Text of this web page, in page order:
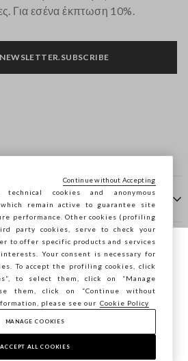
Για εσένα έκπτωση 10%.
ΑΦΜ: 04240010274 - Εταιρικό
290.923.470 -
Ελλάδας, θέλετε
τοποθεσία σας;
ΕΠΙΒΕΒΑΊΩΣΗ
cookies and anonymous
which remain active to guarantee site
performance. Other cookies (profiling
party cookies, serve to check your
to offer specific products and services
Your consent is necessary for
To accept the profiling cookies, click
to select them, click on “Manage
them, click on “Continue without
please see our Cookie Policy
MANAGE COOKIES
ACCEPT ALL COOKIES
Continue without Accepting